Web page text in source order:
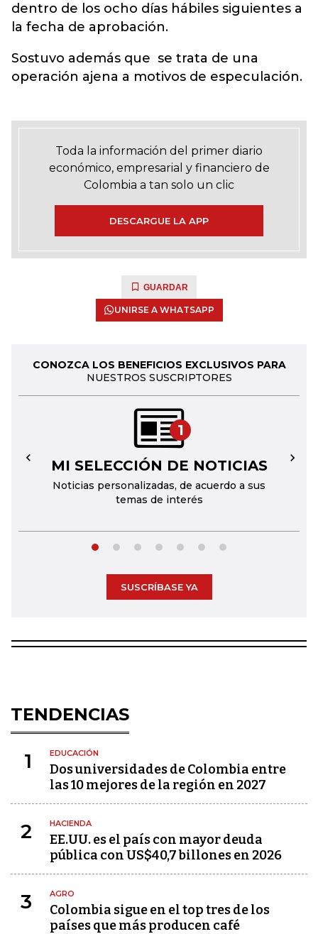
dentro de los ocho días hábiles siguientes a
la fecha de aprobación.
Sostuvo además que se trata de una
operación ajena a motivos de especulación.
Toda la información del primer diario
económico, empresarial y financiero de
Colombia a tan solo un clic
DESCARGUE LA APP
GUARDAR
UNIRSE A WHATSAPP
CONOZCA LOS BENEFICIOS EXCLUSIVOS PARA
NUESTROS SUSCRIPTORES
1
MI SELECCIÓN DE NOTICIAS
Noticias personalizadas, de acuerdo a sus
temas de interés
← →
SUSCRÍBASE YA
TENDENCIAS
1 EDUCACIÓN
Dos universidades de Colombia entre
las 10 mejores de la región en 2027
2 HACIENDA
EE.UU. es el país con mayor deuda
pública con US$40,7 billones en 2026
3 AGRO
Colombia sigue en el top tres de los
países que más producen café